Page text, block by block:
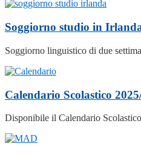
Soggiorno studio in
Soggiorno linguistico di due
Calendario Scolastico
Disponibile il Calendario